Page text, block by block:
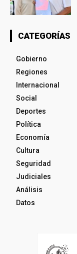
CATEGORÍAS
Gobierno
Regiones
Internacional
Social
Deportes
Política
Economía
Cultura
Seguridad
Judiciales
Análisis
Datos